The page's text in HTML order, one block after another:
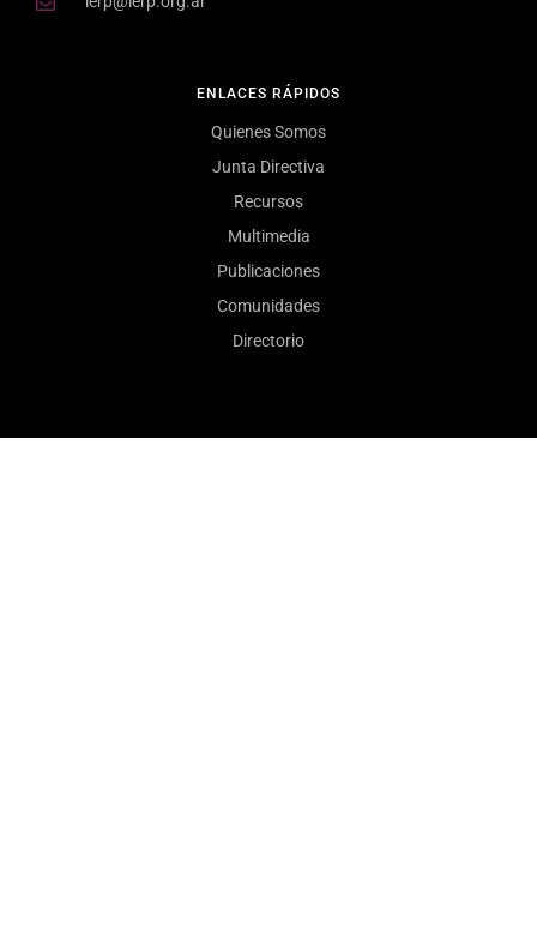
ENLACES RÁPIDOS
Quienes Somos
Junta Directiva
Recursos
Multimedia
Publicaciones
Comunidades
Directorio